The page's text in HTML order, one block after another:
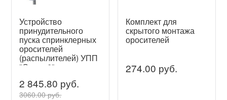
Устройство
принудительного
пуска спринклерных
оросителей
(распылителей) УПП
"Старт-6"
2 845.80 руб.
3060.00 руб.
Комплект для
скрытого монтажа
оросителей
274.00 руб.